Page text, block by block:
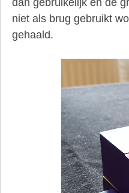
niet als brug gebruikt
gehaald.